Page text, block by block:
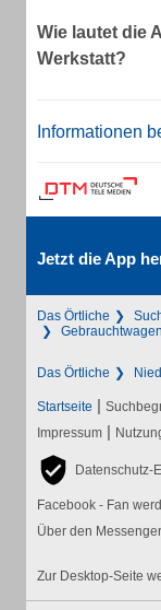
Wie lautet die
Werkstatt?
Informationen
Jetzt die App
Das Örtliche
Das Örtliche
Startseite |
Impressum |
Datenschutz-
Facebook - Fan
Über den
Zur Desktop-Seite